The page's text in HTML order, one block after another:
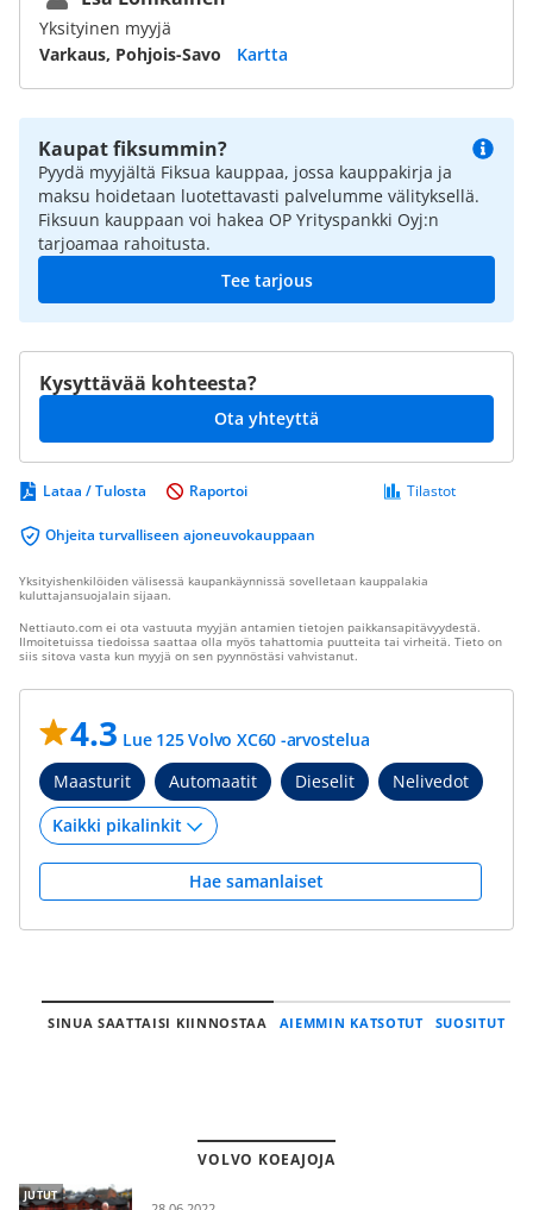
Yksityinen myyjä
Varkaus, Pohjois-Savo
Kartta
Kaupat fiksummin?
Pyydä myyjältä Fiksua kauppaa, jossa kauppakirja ja
maksu hoidetaan luotettavasti palvelumme välityksellä.
Fiksuun kauppaan voi hakea OP Yrityspankki Oyj:n
tarjoamaa rahoitusta.
Tee tarjous
Kysyttävää kohteesta?
Ota yhteyttä
Lataa / Tulosta
Ohjeita turvalliseen ajoneuvokauppaan
Tilastot
Raportoi
Yksityishenkilöiden välisessä kaupankäynnissä sovelletaan kauppalakia
kuluttajansuojalain sijaan.
Nettiauto.com ei ota vastuuta myyjän antamien tietojen paikkansapitävyydestä.
Ilmoitetuissa tiedoissa saattaa olla myös tahattomia puutteita tai virheitä. Tieto on
siis sitova vasta kun myyjä on sen pyynnöstäsi vahvistanut.
4.3 Lue 125 Volvo XC60 -arvostelua
Maasturit
Automaatit Dieselit Nelivedot
Hae samanlaiset
SINUA SAATTAISI KIINNOSTAA AIEMMIN KATSOTUT SUOSITUT
VOLVO KOEAJOJA
JUTUT